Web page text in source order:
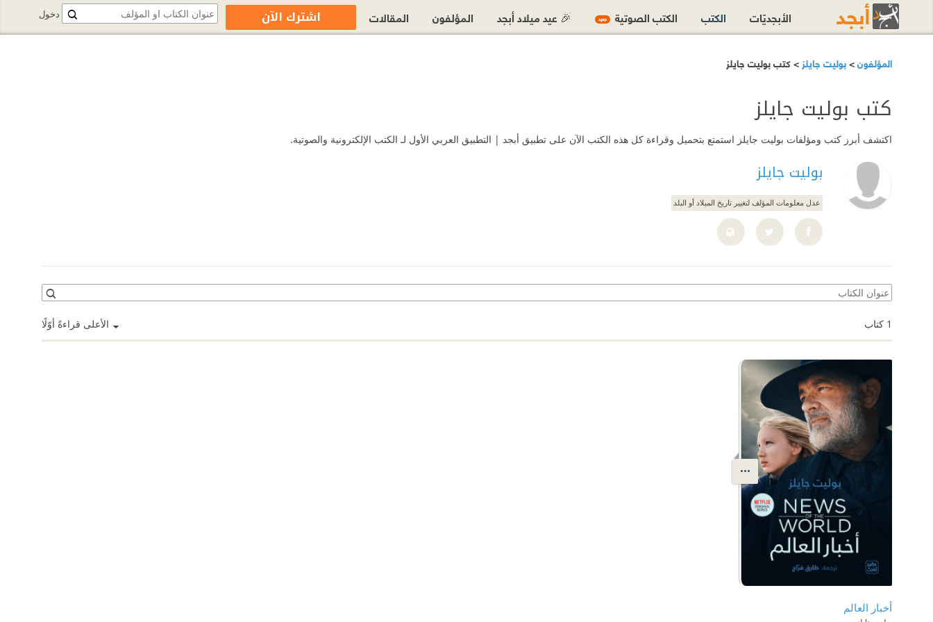
المؤلفون>بوليت جايلز> كتب بوليت جايلز
كتب بوليت جايلز
اكتشف أبرز كتب ومؤلفات بوليت جايلز استمتع بتحميل وقراءة كل هذه الكتب الآن على تطبيق أبجد | التطبيق العربي الأول لـ الكتب الإلكترونية والصوتية.
بوليت جايلز
عدل معلومات المؤلف لتغيير تاريخ الميلاد أو البلد
الأعلى قراءةً أوّلًا 1 كتاب
أخبار العالم
دخول الأبجديّات الكتب الكتب الصوتية جديد 🎉 عيد ميلاد أبجد المؤلفون المقالات اشترك الآن